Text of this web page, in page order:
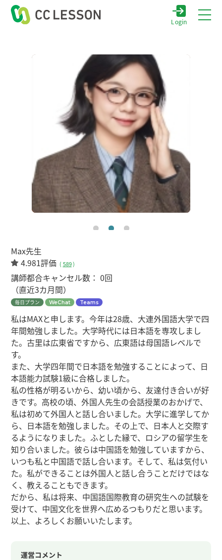
Login
Max先生
4.981評価 ( 589)
講師都合キャンセル数：0回
（直近3カ月間）
毎日プラン WeChat Teams
私はMAXと申します。今年は28歳、大連外国語大学で四
年間勉強しました。大学時代には日本語を専攻しまし
た。古里は広東省ですから、広東語は母国語レベルで
す。
また、大学四年間で日本語を勉強することによって、日
本語能力試験1級に合格しました。
私の性格が明るいから、幼い頃から、友達付き合いが好
きです。高校の頃、外国人先生の会話授業のおかげで、
私は初めて外国人と話し合いました。大学に進学してか
ら、日本語を勉強しました。その上で、日本人と交際す
るようになりました。ふとした縁で、ロシアの留学生を
知り合いました。彼らは中国語を勉強していますから、
いつも私と中国語で話し合います。そして、私は気付い
た。私ができることは外国人と話し合うことだけではな
く、教えることもできます。
だから、私は将来、中国語国際教育の研究生への試験を
受けて、中国文化を世界へ広めるつもりだと思います。
以上、よろしくお願いいたします。
運営コメント